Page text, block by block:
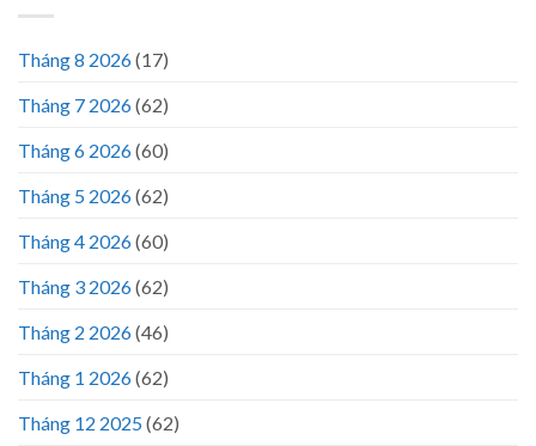
Tháng 8 2026(17)
Tháng 7 2026(62)
Tháng 6 2026(60)
Tháng 5 2026(62)
Tháng 4 2026(60)
Tháng 3 2026(62)
Tháng 2 2026(46)
Tháng 1 2026(62)
Tháng 12 2025(62)